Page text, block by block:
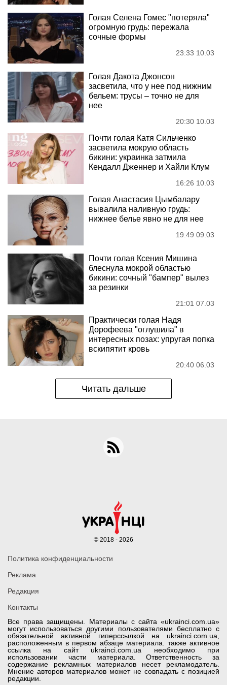
Голая Селена Гомес "потеряла"
огромную грудь: пережала
сочные формы
23:33 10.03
Голая Дакота Джонсон
засветила, что у нее под нижним
бельем: трусы – точно не для
нее
20:30 10.03
Почти голая Катя Сильченко
засветила мокрую область
бикини: украинка затмила
Кендалл Дженнер и Хайли Клум
16:26 10.03
Голая Анастасия Цымбалару
вывалила наливную грудь:
нижнее белье явно не для нее
19:49 09.03
Почти голая Ксения Мишина
блеснула мокрой областью
бикини: сочный "бампер" вылез
за резинки
21:01 07.03
Практически голая Надя
Дорофеева "оглушила" в
интересных позах: упругая попка
вскипятит кровь
20:40 06.03
Читать дальше
Все права защищены. Материалы с сайта «ukrainci.com.ua»
могут использоваться другими пользователями бесплатно с
обязательной активной гиперссылкой на ukrainci.com.ua,
расположенным в первом абзаце материала. также активное
ссылка на сайт ukrainci.com.ua необходимо при
использовании части материала. Ответственность за
содержание рекламных материалов несет рекламодатель.
Мнение авторов материалов может не совпадать с позицией
редакции.
Политика конфиденциальности
Реклама
Редакция
Контакты
© 2018 - 2026